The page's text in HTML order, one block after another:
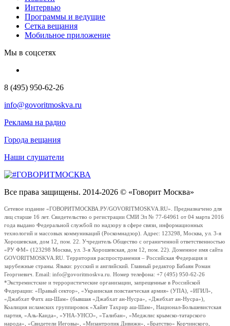
Интервью
Программы и ведущие
Сетка вещания
Мобильное приложение
Мы в соцсетях
8 (495) 950-62-26
info@govoritmoskva.ru
Реклама на радио
Города вещания
Наши слушатели
Все права защищены. 2014-2026 © «Говорит Москва»
Сетевое издание «ГОВОРИТМОСКВА.РУ/GOVORITMOSKVA.RU». Предназначено для
лиц старше 16 лет. Свидетельство о регистрации СМИ Эл № 77-64961 от 04 марта 2016
года выдано Федеральной службой по надзору в сфере связи, информационных
технологий и массовых коммуникаций (Роскомнадзор). Адрес: 123298, Москва, ул. 3-я
Хорошевская, дом 12, пом. 22. Учредитель Общество с ограниченной ответственностью
«РУ ФМ» (123298 Москва, ул. 3-я Хорошевская, дом 12, пом. 22). Доменное имя сайта
GOVORITMOSKVA.RU. Территория распространения – Российская Федерация и
зарубежные страны. Языки: русский и английский. Главный редактор Бабаян Роман
Георгиевич. Email: info@govoritmoskva.ru. Номер телефона: +7 (495) 950-62-26
*Экстремистские и террористические организации, запрещенные в Российской
Федерации: «Правый сектор», «Украинская повстанческая армия» (УПА), «ИГИЛ»,
«Джабхат Фатх аш-Шам» (бывшая «Джабхат ан-Нусра», «Джебхат ан-Нусра»),
Коалиция исламских группировок «Хайят Тахрир аш-Шам», Национал-Большевистская
партия, «Аль-Каида», «УНА-УНСО», «Талибан», «Меджлис крымско-татарского
народа», «Свидетели Иеговы», «Мизантропик Дивижн», «Братство» Корчинского,